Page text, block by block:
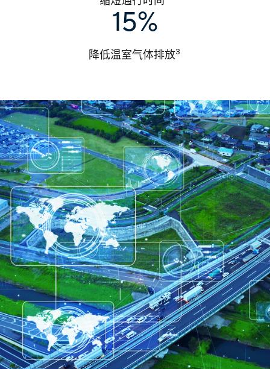
15%
降低温室气体排放3.